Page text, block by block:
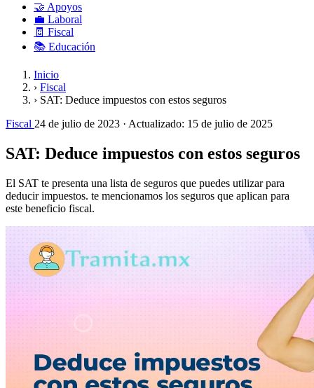
🤝 Apoyos
💼 Laboral
🧾 Fiscal
📚 Educación
Inicio
› Fiscal
› SAT: Deduce impuestos con estos seguros
Fiscal 24 de julio de 2023 · Actualizado: 15 de julio de 2025
SAT: Deduce impuestos con estos seguros
El SAT te presenta una lista de seguros que puedes utilizar para
deducir impuestos. te mencionamos los seguros que aplican para
este beneficio fiscal.